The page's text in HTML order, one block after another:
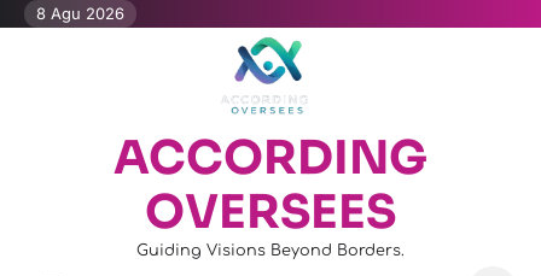
Skip8 Agu 2026
ACCORDING
OVERSEES
Guiding Visions Beyond Borders.